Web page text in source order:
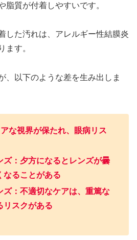
脂質が付着しやすいです。
した汚れは、アレルギー性結膜炎
ます。
、以下のような差を生み出しま
な視界が保たれ、眼病リス
ズ：夕方になるとレンズが曇
なることがある
ズ：不適切なケアは、重篤な
リスクがある